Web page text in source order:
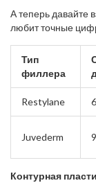
А теперь давайте
любит точные
Тип
филлера
Restylane
Juvederm
Контурная